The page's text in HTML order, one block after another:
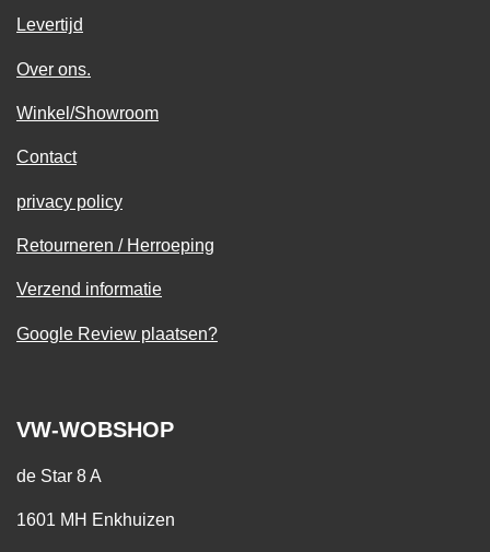
Levertijd
Over ons.
Winkel/Showroom
Contact
privacy policy
Retourneren / Herroeping
Verzend informatie
Google Review plaatsen?
VW-WOBSHOP
de Star 8 A
1601 MH Enkhuizen